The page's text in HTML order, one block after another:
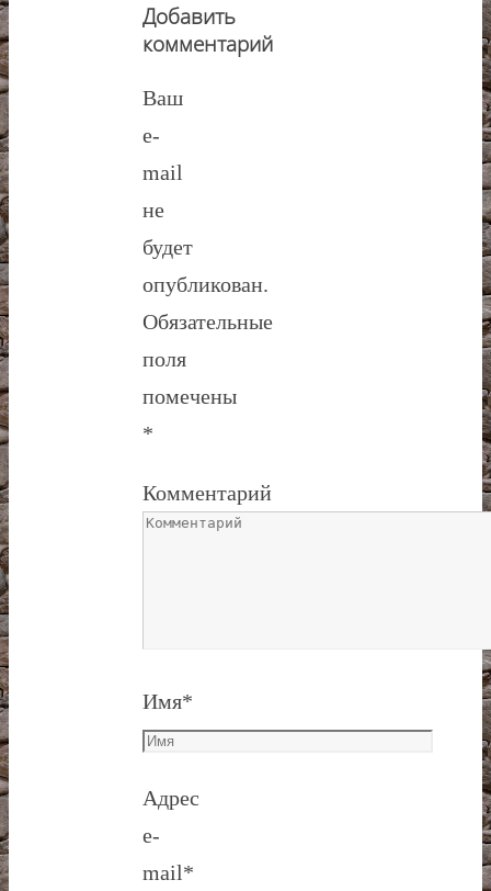
Добавить
комментарий
Ваш
e-
mail
не
будет
опубликован.
Обязательные
поля
помечены
*
Комментарий
Имя*
Адрес
e-
mail*